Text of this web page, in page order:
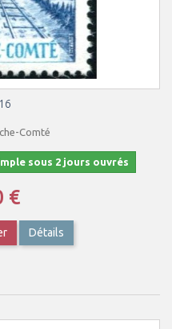
Comté
sous 2 jours ouvrés
€
Détails